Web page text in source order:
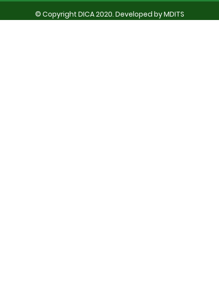
© Copyright DICA 2020. Developed byMDITS